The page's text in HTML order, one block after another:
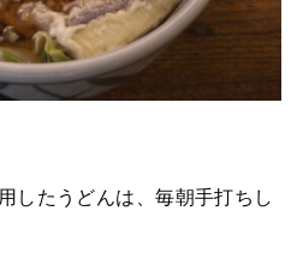
したうどんは、毎朝手打ちし